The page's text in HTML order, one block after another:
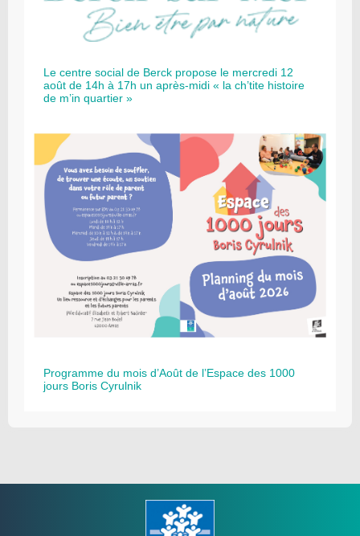
Le centre social de Berck propose le mercredi 12
août de 14h à 17h un après-midi « la ch’tite histoire
de m’in quartier »
Programme du mois d’Août de l’Espace des 1000
jours Boris Cyrulnik